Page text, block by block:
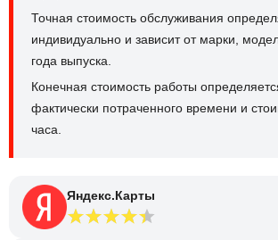
Точная стоимость обслуживания
индивидуально и зависит от марки,
года выпуска.
Конечная стоимость работы
фактически потраченного времени и
часа.
Яндекс.Карты